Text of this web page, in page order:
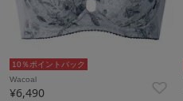
10％ポイントバック
Wacoal
¥6,490